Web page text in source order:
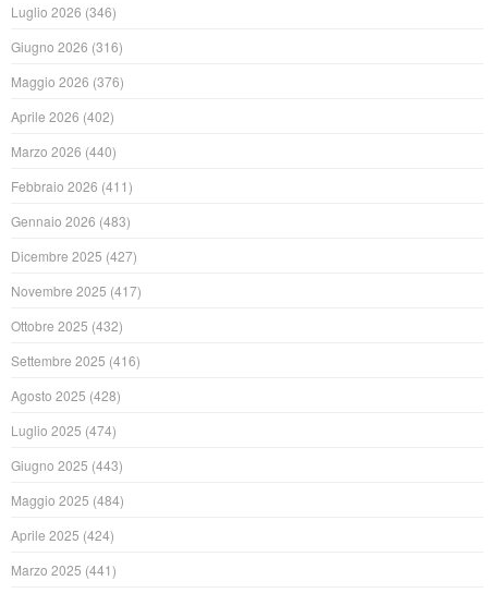
Luglio 2026 (346)
Giugno 2026 (316)
Maggio 2026 (376)
Aprile 2026 (402)
Marzo 2026 (440)
Febbraio 2026 (411)
Gennaio 2026 (483)
Dicembre 2025 (427)
Novembre 2025 (417)
Ottobre 2025 (432)
Settembre 2025 (416)
Agosto 2025 (428)
Luglio 2025 (474)
Giugno 2025 (443)
Maggio 2025 (484)
Aprile 2025 (424)
Marzo 2025 (441)